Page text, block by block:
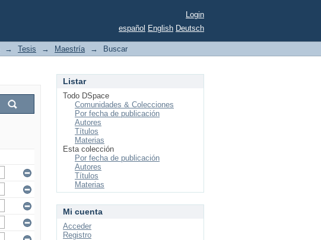
Login
español English Deutsch
→ Tesis → Maestría → Buscar
Listar
Todo DSpace
Comunidades & Colecciones
Por fecha de publicación
Autores
Títulos
Materias
Esta colección
Por fecha de publicación
Autores
Títulos
Materias
Mi cuenta
Acceder
Registro